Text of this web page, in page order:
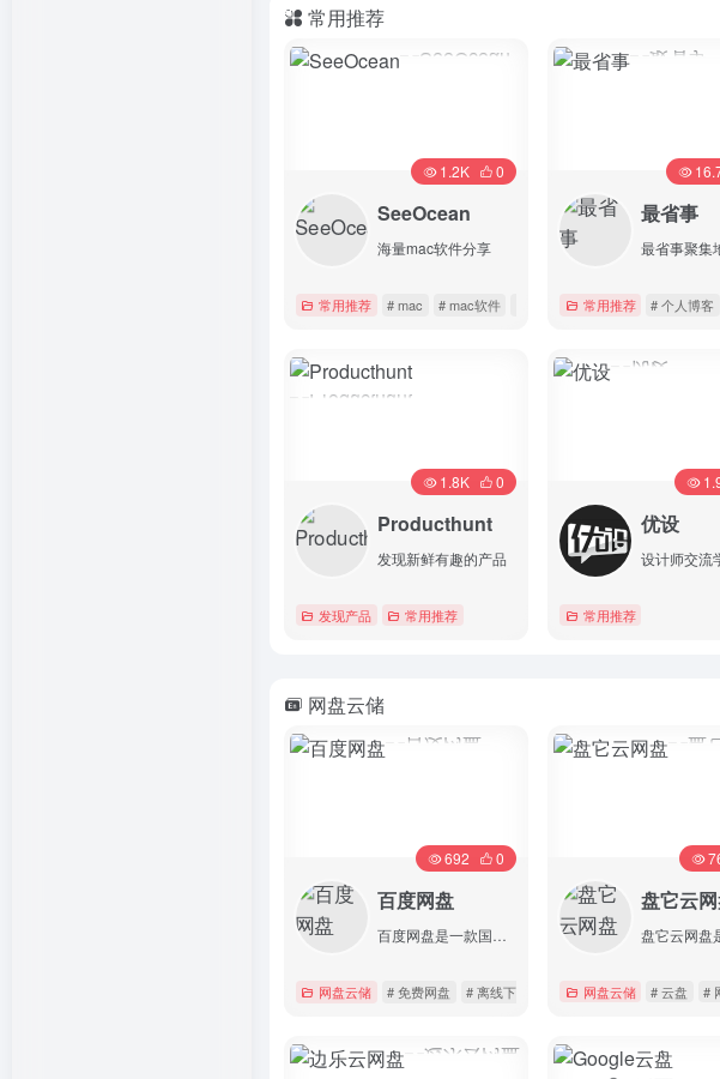
常用推荐
SeeOcean
海量mac软件分享
1.2K 0
常用推荐 # mac # mac软件 # Mac软件下载
最省事
常用推荐 # 个人博客
Producthunt
发现新鲜有趣的产品
1.8K 0
发现产品 常用推荐
优设
设计师交流
常用推荐
网盘云储
百度网盘
百度网盘是一款国民级产品
692 0
网盘云储 # 免费网盘 # 离线下载 # 网盘
盘它云
网盘云储 # 云盘 #